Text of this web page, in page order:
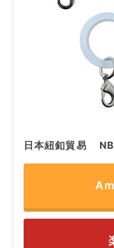
日本紐釦貿易